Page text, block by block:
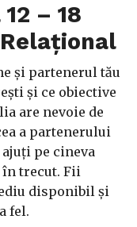
– 18
și partenerul tău
și ce obiective
are nevoie de
a partenerului
pe cineva
în trecut. Fii
disponibil și
fel.